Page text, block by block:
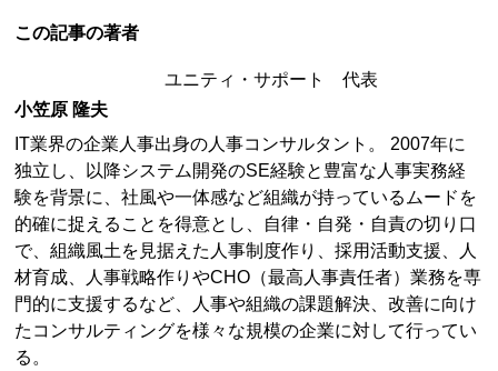
この記事の著者
ユニティ・サポート 代表
小笠原 隆夫
IT業界の企業人事出身の人事コンサルタント。 2007年に
独立し、以降システム開発のSE経験と豊富な人事実務経
験を背景に、社風や一体感など組織が持っているムードを
的確に捉えることを得意とし、自律・自発・自責の切り口
で、組織風土を見据えた人事制度作り、採用活動支援、人
材育成、人事戦略作りやCHO（最高人事責任者）業務を専
門的に支援するなど、人事や組織の課題解決、改善に向け
たコンサルティングを様々な規模の企業に対して行ってい
る。